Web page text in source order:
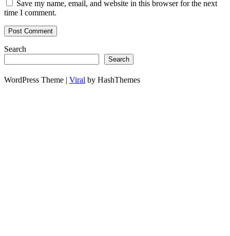
Save my name, email, and website in this browser for the next
time I comment.
Search
Search
WordPress Theme | Viral by HashThemes